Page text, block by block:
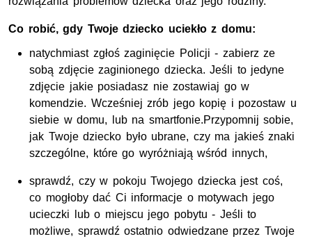
Co robić, gdy Twoje dziecko uciekło z domu:
natychmiast zgłoś zaginięcie Policji - zabierz ze
sobą zdjęcie zaginionego dziecka. Jeśli to jedyne
zdjęcie jakie posiadasz nie zostawiaj go w
komendzie. Wcześniej zrób jego kopię i pozostaw u
siebie w domu, lub na smartfonie.Przypomnij sobie,
jak Twoje dziecko było ubrane, czy ma jakieś znaki
szczególne, które go wyróżniają wśród innych,
sprawdź, czy w pokoju Twojego dziecka jest coś,
co mogłoby dać Ci informacje o motywach jego
ucieczki lub o miejscu jego pobytu - Jeśli to
możliwe, sprawdź ostatnio odwiedzane przez Twoje